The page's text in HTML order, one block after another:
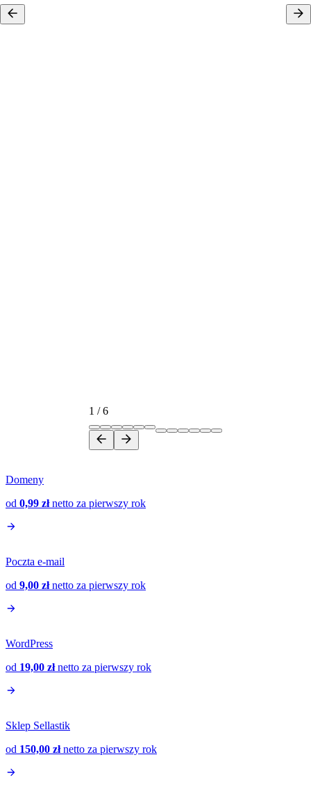
1 /6
Domeny
od 0,99 zł netto za pierwszy rok
Poczta e-mail
od 9,00 zł netto za pierwszy rok
WordPress
od 19,00 zł netto za pierwszy rok
Sklep Sellastik
od 150,00 zł netto za pierwszy rok